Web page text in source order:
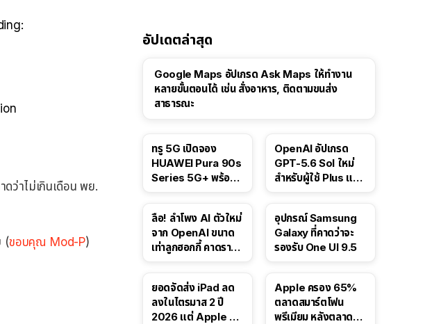
ว่าไม่เกินเดือน พย.
(ขอบคุณ Mod-P)
อัปเดตล่าสุด
Google Maps อัปเกรด Ask Maps ให้ทำงาน
หลายขั้นตอนได้ เช่น สั่งอาหาร, ติดตามขนส่ง
สาธารณะ
ทรู 5G เปิดจอง
HUAWEI Pura 90s
Series 5G+ พร้อม
OpenAI อัปเกรด
GPT-5.6 Sol ใหม่
สำหรับผู้ใช้ Plus และ
ลือ! ลำโพง AI ตัวใหม่
จาก OpenAI ขนาด
เท่าลูกฮอกกี้ คาดราคา
อุปกรณ์ Samsung
Galaxy ที่คาดว่าจะ
รองรับ One UI 9.5
ยอดจัดส่ง iPad ลด
ลงในไตรมาส 2 ปี
2026 แต่ Apple ยัง
Apple ครอง 65%
ตลาดสมาร์ตโฟน
พรีเมียม หลังตลาดทำ